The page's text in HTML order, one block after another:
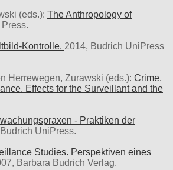
(eds.): The Anthropology of
Kontrolle. 2014, Budrich UniPress
Herrewegen, Zurawski (eds.): Crime,
Effects for the Surveillant and the
- Praktiken der
UniPress.
Studies. Perspektiven eines
Barbara Budrich Verlag.